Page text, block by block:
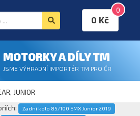
0
0 Kč
MOTORKY A DÍLY TM
JSME VÝHRADNÍ IMPORTÉR TM PRO ČR
JUNIOR
Zadní kolo 85/100 SMX Junior 2019